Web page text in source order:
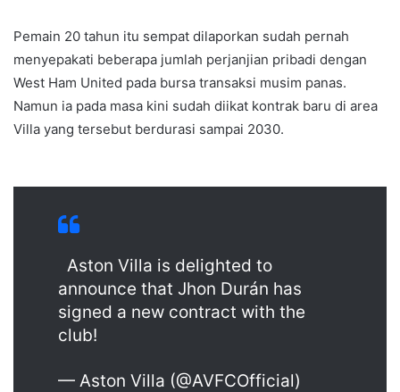
Pemain 20 tahun itu sempat dilaporkan sudah pernah
menyepakati beberapa jumlah perjanjian pribadi dengan
West Ham United pada bursa transaksi musim panas.
Namun ia pada masa kini sudah diikat kontrak baru di area
Villa yang tersebut berdurasi sampai 2030.
Aston Villa is delighted to
announce that Jhon Durán has
signed a new contract with the
club!
— Aston Villa (@AVFCOfficial)